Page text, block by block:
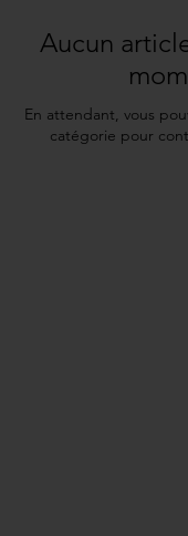
Aucun
En attendant, vous
catégorie pour